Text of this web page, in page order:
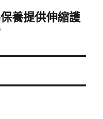
養提供伸縮護